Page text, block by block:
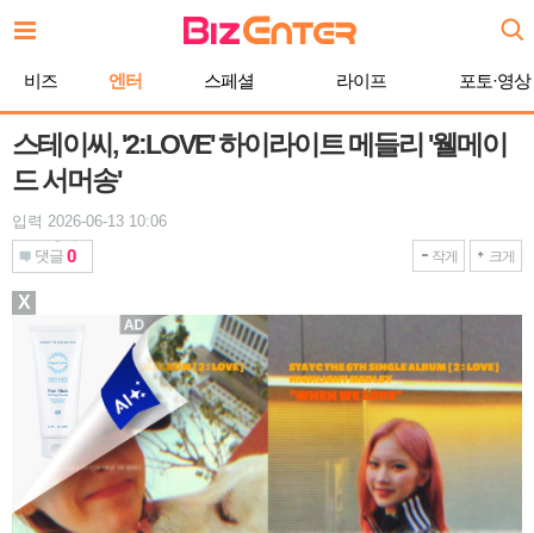
문
비즈 엔터 스페셜 라이프 포토·영상
스테이씨, '2:LOVE' 하이라이트 메들리 '웰메이
드 서머송'
입력 2026-06-13 10:06
댓글 0 작게 크게
X